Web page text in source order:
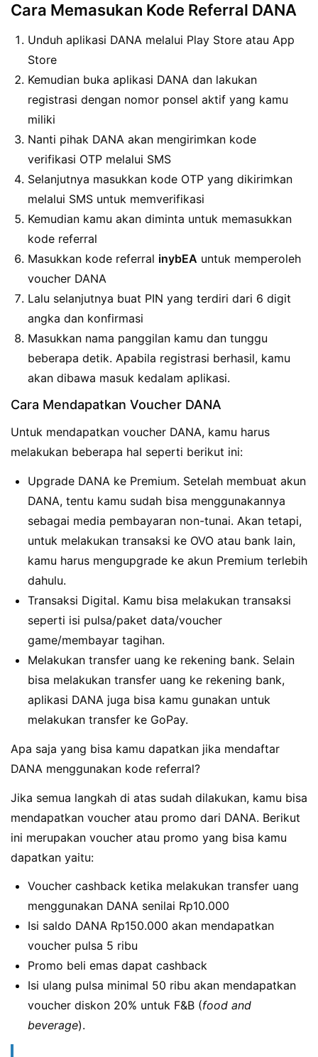
Cara Memasukan Kode Referral DANA
Unduh aplikasi DANA melalui Play Store atau App
Store
Kemudian buka aplikasi DANA dan lakukan
registrasi dengan nomor ponsel aktif yang kamu
miliki
Nanti pihak DANA akan mengirimkan kode
verifikasi OTP melalui SMS
Selanjutnya masukkan kode OTP yang dikirimkan
melalui SMS untuk memverifikasi
Kemudian kamu akan diminta untuk memasukkan
kode referral
Masukkan kode referral inybEA untuk memperoleh
voucher DANA
Lalu selanjutnya buat PIN yang terdiri dari 6 digit
angka dan konfirmasi
Masukkan nama panggilan kamu dan tunggu
beberapa detik. Apabila registrasi berhasil, kamu
akan dibawa masuk kedalam aplikasi.
Cara Mendapatkan Voucher DANA
Untuk mendapatkan voucher DANA, kamu harus
melakukan beberapa hal seperti berikut ini:
Upgrade DANA ke Premium. Setelah membuat akun
DANA, tentu kamu sudah bisa menggunakannya
sebagai media pembayaran non-tunai. Akan tetapi,
untuk melakukan transaksi ke OVO atau bank lain,
kamu harus mengupgrade ke akun Premium terlebih
dahulu.
Transaksi Digital. Kamu bisa melakukan transaksi
seperti isi pulsa/paket data/voucher
game/membayar tagihan.
Melakukan transfer uang ke rekening bank. Selain
bisa melakukan transfer uang ke rekening bank,
aplikasi DANA juga bisa kamu gunakan untuk
melakukan transfer ke GoPay.
Apa saja yang bisa kamu dapatkan jika mendaftar
DANA menggunakan kode referral?
Jika semua langkah di atas sudah dilakukan, kamu bisa
mendapatkan voucher atau promo dari DANA. Berikut
ini merupakan voucher atau promo yang bisa kamu
dapatkan yaitu:
Voucher cashback ketika melakukan transfer uang
menggunakan DANA senilai Rp10.000
Isi saldo DANA Rp150.000 akan mendapatkan
voucher pulsa 5 ribu
Promo beli emas dapat cashback
Isi ulang pulsa minimal 50 ribu akan mendapatkan
voucher diskon 20% untuk F&B (food and
beverage).